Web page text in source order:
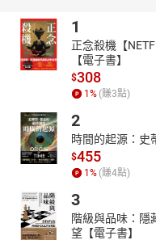
1
正念殺機【
【電子書】
$308
1% (賺3點)
2
時間的起源：史
$455
1% (賺4點)
3
階級與品味：隱
望【電子書】